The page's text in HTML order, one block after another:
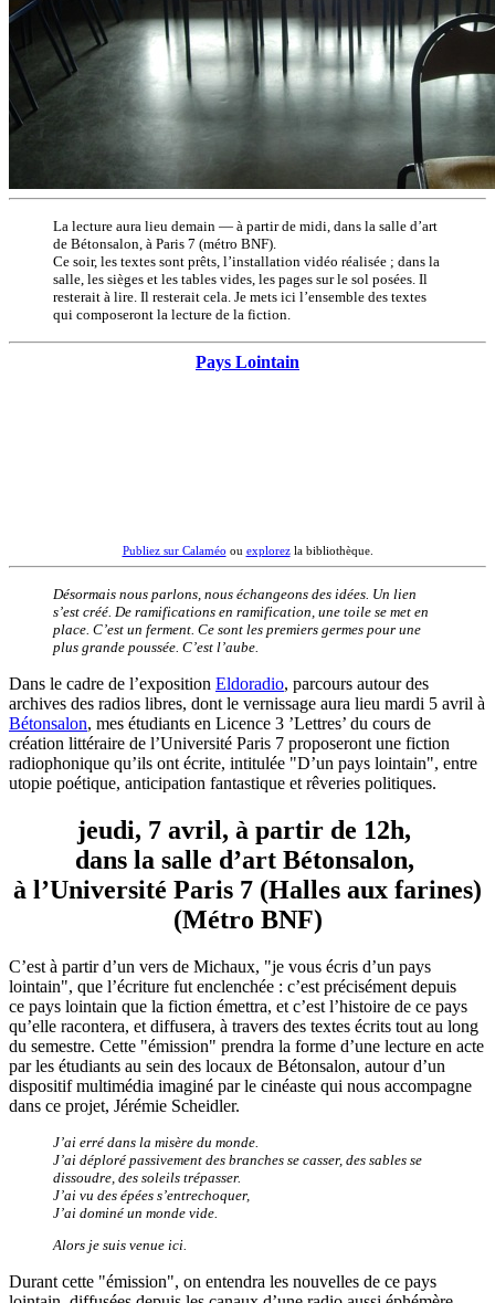
La lecture aura lieu demain — à partir de midi, dans la salle d’art
de Bétonsalon, à Paris 7 (métro BNF).
Ce soir, les textes sont prêts, l’installation vidéo réalisée ; dans la
salle, les sièges et les tables vides, les pages sur le sol posées. Il
resterait à lire. Il resterait cela. Je mets ici l’ensemble des textes
qui composeront la lecture de la fiction.
Pays Lointain
Publiez sur Calaméo ou explorezla bibliothèque.
Désormais nous parlons, nous échangeons des idées. Un lien
s’est créé. De ramifications en ramification, une toile se met en
place. C’est un ferment. Ce sont les premiers germes pour une
plus grande poussée. C’est l’aube.
Dans le cadre de l’exposition Eldoradio, parcours autour des
archives des radios libres, dont le vernissage aura lieu mardi 5 avril à
Bétonsalon, mes étudiants en Licence 3 ’Lettres’ du cours de
création littéraire de l’Université Paris 7 proposeront une fiction
radiophonique qu’ils ont écrite, intitulée "D’un pays lointain", entre
utopie poétique, anticipation fantastique et rêveries politiques.
jeudi, 7 avril, à partir de 12h,
dans la salle d’art Bétonsalon,
à l’Université Paris 7 (Halles aux farines)
(Métro BNF)
C’est à partir d’un vers de Michaux, "je vous écris d’un pays
lointain", que l’écriture fut enclenchée : c’est précisément depuis
ce pays lointain que la fiction émettra, et c’est l’histoire de ce pays
qu’elle racontera, et diffusera, à travers des textes écrits tout au long
du semestre. Cette "émission" prendra la forme d’une lecture en acte
par les étudiants au sein des locaux de Bétonsalon, autour d’un
dispositif multimédia imaginé par le cinéaste qui nous accompagne
dans ce projet, Jérémie Scheidler.
J’ai erré dans la misère du monde.
J’ai déploré passivement des branches se casser, des sables se
dissoudre, des soleils trépasser.
J’ai vu des épées s’entrechoquer,
J’ai dominé un monde vide.
Alors je suis venue ici.
Durant cette "émission", on entendra les nouvelles de ce pays